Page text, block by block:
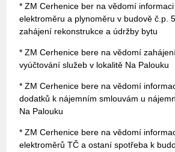
* ZM Cerhenice ber na vědomí
elektroměru a plynoměru v budově č.p.
zahájení rekonstrukce a údržby bytu
* ZM Cerhenice bere na vědomí
vyúčtování služeb v lokalitě Na Palouku
* ZM Cerhenice bere na vědomí
dodatků k nájemním smlouvám u
Na Palouku
* ZM Cerhenice bere na vědomí
elektroměrů TČ a ostaní spotřeba k